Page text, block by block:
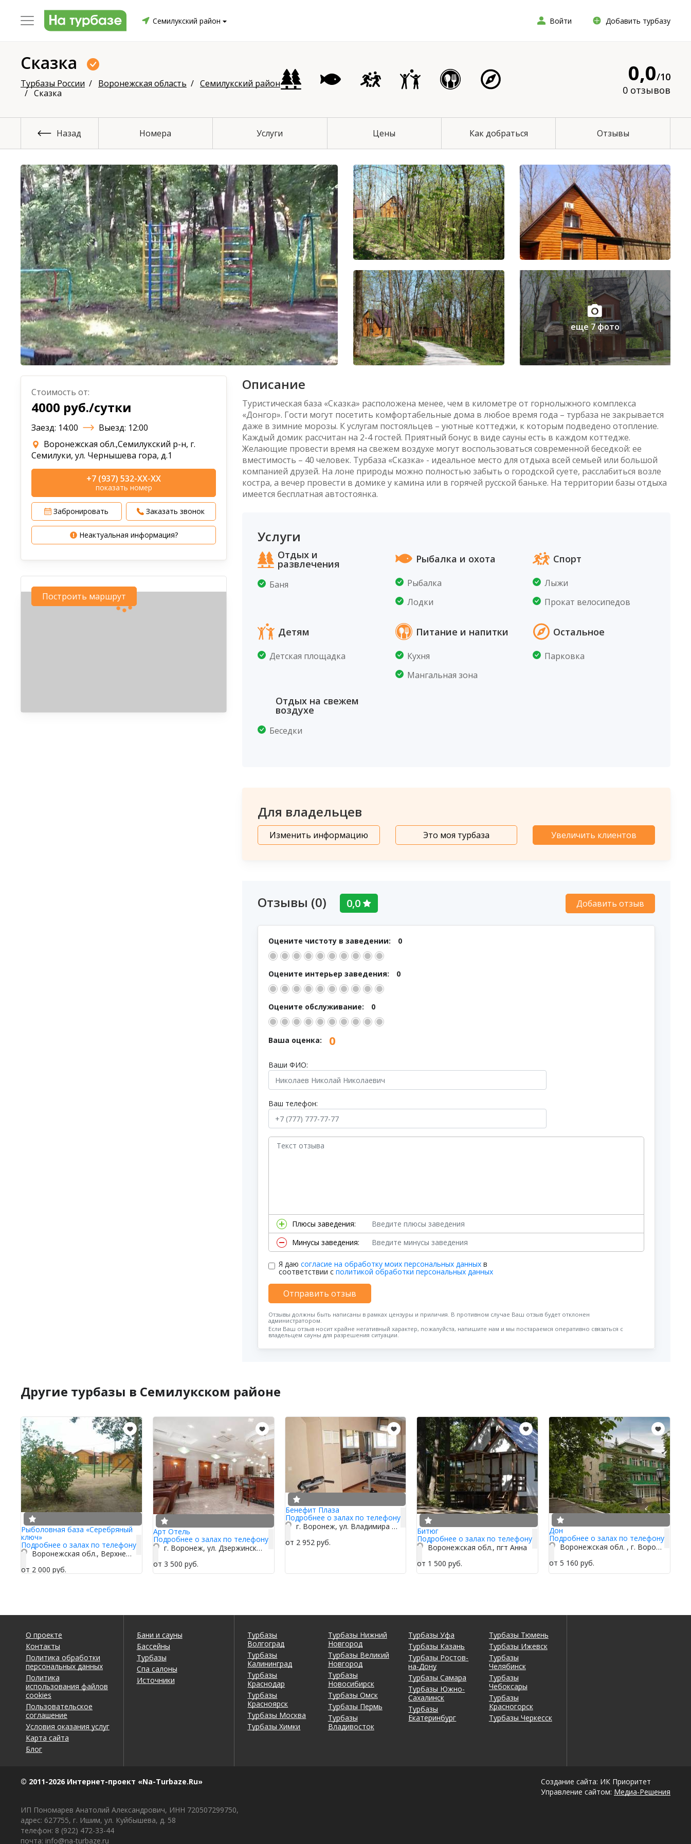
Семилукский район Войти Добавить турбазу
Сказка
Турбазы России Воронежская область
Семилукский район
Сказка
0,0/10
0 отзывов
Назад Номера Услуги Цены Как добраться Отзывы
еще 7 фото
Стоимость от:
4000 руб./сутки
Заезд: 14:00
Выезд: 12:00
Воронежская обл.,Семилукский р-н, г.
Семилуки, ул. Чернышева гора, д.1
+7 (937) 532-XX-XX
показать номер
Забронировать Заказать звонок
Неактуальная информация?
Построить маршрут
Описание
Туристическая база «Сказка» расположена менее, чем в километре от горнолыжного комплекса
«Донгор». Гости могут посетить комфортабельные дома в любое время года – турбаза не закрывается
даже в зимние морозы. К услугам постояльцев – уютные коттеджи, к которым подведено отопление.
Каждый домик рассчитан на 2-4 гостей. Приятный бонус в виде сауны есть в каждом коттедже.
Желающие провести время на свежем воздухе могут воспользоваться современной беседкой: ее
вместимость – 40 человек. Турбаза «Сказка» - идеальное место для отдыха всей семьей или большой
компанией друзей. На лоне природы можно полностью забыть о городской суете, расслабиться возле
костра, а вечер провести в домике у камина или в горячей русской баньке. На территории базы отдыха
имеется бесплатная автостоянка.
Услуги
Отдых и
развлечения
Баня
Рыбалка и охота
Рыбалка
Лодки
Спорт
Лыжи
Прокат велосипедов
Детям
Детская площадка
Питание и напитки
Кухня
Мангальная зона
Остальное
Парковка
Отдых на свежем
воздухе
Беседки
Для владельцев
Изменить информацию Это моя турбаза Увеличить клиентов
Добавить отзыв
Отзывы (0) 0,0
Оцените чистоту в заведении: 0
Оцените интерьер заведения: 0
Оцените обслуживание: 0
Ваша оценка: 0
Ваши ФИО:
Ваш телефон:
Плюсы заведения:
Минусы заведения:
Я даюсогласие на обработку моих персональных данных в
соответствии сполитикой обработки персональных данных
Отправить отзыв
Отзывы должны быть написаны в рамках цензуры и приличия. В противном случае Ваш отзыв будет отклонен
администратором.
Если Ваш отзыв носит крайне негативный характер, пожалуйста, напишите нам и мы постараемся оперативно связаться с
владельцем сауны для разрешения ситуации.
Другие турбазы в Семилукском районе
Рыболовная база «Серебряный
ключ»
Подробнее о залах по телефону
Воронежская обл., Верхнехавский р-н, хутор Эртель
от 2 000 руб.
Арт Отель
Подробнее о залах по телефону
г. Воронеж, ул. Дзержинского, 5 Б
от 3 500 руб.
Бенефит Плаза
Подробнее о залах по телефону
г. Воронеж, ул. Владимира Невского, 29
от 2 952 руб.
Битюг
Подробнее о залах по телефону
Воронежская обл., пгт Анна
от 1 500 руб.
Дон
Подробнее о залах по телефону
Воронежская обл. , г. Воронеж, ул. Кленовая аллея , 6
от 5 160 руб.
О проекте
Контакты
Политика обработки
персональных данных
Политика
использования файлов
cookies
Пользовательское
соглашение
Условия оказания услуг
Карта сайта
Блог
Бани и сауны
Бассейны
Турбазы
Спа салоны
Источники
Турбазы
Волгоград
Турбазы
Калининград
Турбазы
Краснодар
Турбазы
Красноярск
Турбазы Москва
Турбазы Химки
Турбазы Нижний
Новгород
Турбазы Великий
Новгород
Турбазы
Новосибирск
Турбазы Омск
Турбазы Пермь
Турбазы
Владивосток
Турбазы Уфа
Турбазы Казань
Турбазы Ростов-
на-Дону
Турбазы Самара
Турбазы Южно-
Сахалинск
Турбазы
Екатеринбург
Турбазы Тюмень
Турбазы Ижевск
Турбазы
Челябинск
Турбазы
Чебоксары
Турбазы
Красногорск
Турбазы Черкесск
© 2011-2026 Интернет-проект «Na-Turbaze.Ru»
Создание сайта: ИК Приоритет
Управление сайтом: Медиа-Решения
ИП Пономарев Анатолий Александрович, ИНН 720507299750,
адрес: 627755, г. Ишим, ул. Куйбышева, д. 58
телефон: 8 (922) 472-33-44
почта: info@na-turbaze.ru
Топчихинский район
район Красноборский район
Онежский район
Приморский район
Северодвинск Устьянский район